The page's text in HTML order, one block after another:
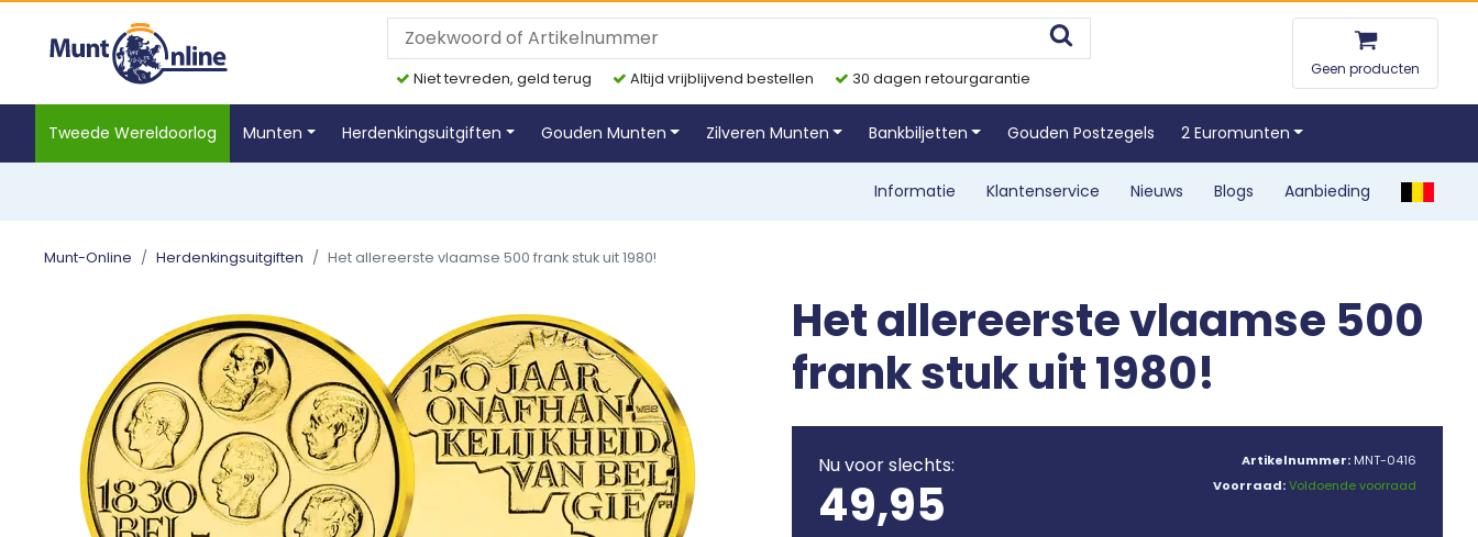
Niet tevreden, geld terug Altijd vrijblijvend bestellen 30 dagen retourgarantie
Geen producten
Tweede Wereldoorlog Munten Herdenkingsuitgiften Gouden Munten Zilveren Munten Bankbiljetten Gouden Postzegels 2 Euromunten
Informatie Klantenservice Nieuws Blogs Aanbieding
Munt-Online Herdenkingsuitgiften Het allereerste vlaamse 500 frank stuk uit 1980!
Het allereerste vlaamse 500
frank stuk uit 1980!
Nu voor slechts:
49,95
Artikelnummer: MNT-0416
Voorraad:Voldoende voorraad